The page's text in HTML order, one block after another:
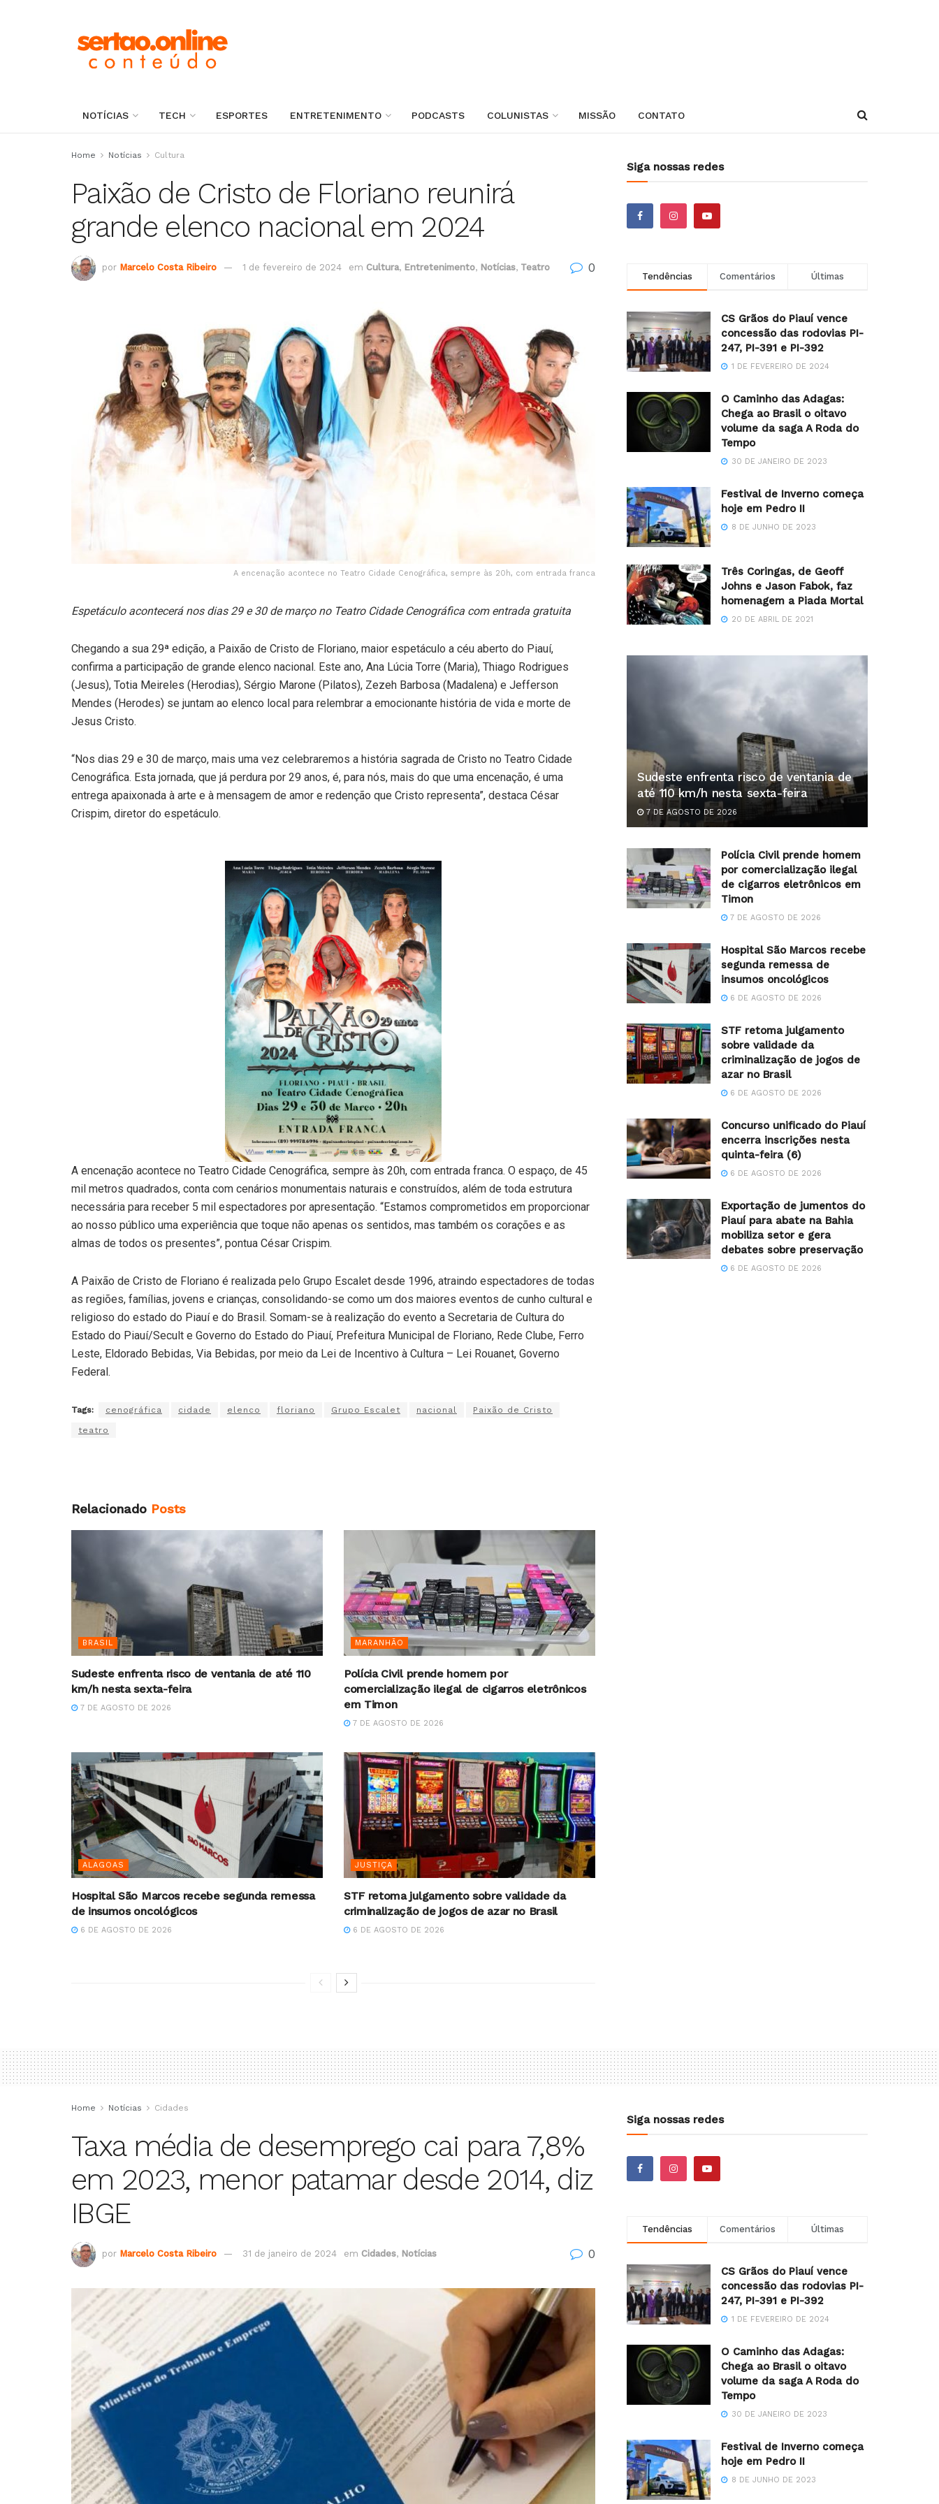
NOTÍCIAS TECH ESPORTES ENTRETENIMENTO PODCASTS COLUNISTAS MISSÃO CONTATO
Home Notícias Cultura
Paixão de Cristo de Floriano reunirá
grande elenco nacional em 2024
por Marcelo Costa Ribeiro 1 de fevereiro de 2024 em Cultura, Entretenimento, Notícias, Teatro 0
A encenação acontece no Teatro Cidade Cenográfica, sempre às 20h, com entrada franca
Espetáculo acontecerá nos dias 29 e 30 de março no Teatro Cidade Cenográfica com entrada gratuita
Chegando a sua 29ª edição, a Paixão de Cristo de Floriano, maior espetáculo a céu aberto do Piauí,
confirma a participação de grande elenco nacional. Este ano, Ana Lúcia Torre (Maria), Thiago Rodrigues
(Jesus), Totia Meireles (Herodias), Sérgio Marone (Pilatos), Zezeh Barbosa (Madalena) e Jefferson
Mendes (Herodes) se juntam ao elenco local para relembrar a emocionante história de vida e morte de
Jesus Cristo.
“Nos dias 29 e 30 de março, mais uma vez celebraremos a história sagrada de Cristo no Teatro Cidade
Cenográfica. Esta jornada, que já perdura por 29 anos, é, para nós, mais do que uma encenação, é uma
entrega apaixonada à arte e à mensagem de amor e redenção que Cristo representa”, destaca César
Crispim, diretor do espetáculo.
A encenação acontece no Teatro Cidade Cenográfica, sempre às 20h, com entrada franca. O espaço, de 45
mil metros quadrados, conta com cenários monumentais naturais e construídos, além de toda estrutura
necessária para receber 5 mil espectadores por apresentação. “Estamos comprometidos em proporcionar
ao nosso público uma experiência que toque não apenas os sentidos, mas também os corações e as
almas de todos os presentes”, pontua César Crispim.
A Paixão de Cristo de Floriano é realizada pelo Grupo Escalet desde 1996, atraindo espectadores de todas
as regiões, famílias, jovens e crianças, consolidando-se como um dos maiores eventos de cunho cultural e
religioso do estado do Piauí e do Brasil. Somam-se à realização do evento a Secretaria de Cultura do
Estado do Piauí/Secult e Governo do Estado do Piauí, Prefeitura Municipal de Floriano, Rede Clube, Ferro
Leste, Eldorado Bebidas, Via Bebidas, por meio da Lei de Incentivo à Cultura – Lei Rouanet, Governo
Federal.
Tags: cenográfica cidade elenco floriano Grupo Escalet nacional Paixão de Cristo
teatro
Relacionado Posts
BRASIL
Sudeste enfrenta risco de ventania de até 110
km/h nesta sexta-feira
7 DE AGOSTO DE 2026
MARANHÃO
Polícia Civil prende homem por
comercialização ilegal de cigarros eletrônicos
em Timon
7 DE AGOSTO DE 2026
ALAGOAS
Hospital São Marcos recebe segunda remessa
de insumos oncológicos
6 DE AGOSTO DE 2026
JUSTIÇA
STF retoma julgamento sobre validade da
criminalização de jogos de azar no Brasil
6 DE AGOSTO DE 2026
Siga nossas redes
Tendências Comentários Últimas
CS Grãos do Piauí vence
concessão das rodovias PI-
247, PI-391 e PI-392
1 DE FEVEREIRO DE 2024
O Caminho das Adagas:
Chega ao Brasil o oitavo
volume da saga A Roda do
Tempo
30 DE JANEIRO DE 2023
Festival de Inverno começa
hoje em Pedro II
8 DE JUNHO DE 2023
Três Coringas, de Geoff
Johns e Jason Fabok, faz
homenagem a Piada Mortal
20 DE ABRIL DE 2021
Sudeste enfrenta risco de ventania de
até 110 km/h nesta sexta-feira
7 DE AGOSTO DE 2026
Polícia Civil prende homem
por comercialização ilegal
de cigarros eletrônicos em
Timon
7 DE AGOSTO DE 2026
Hospital São Marcos recebe
segunda remessa de
insumos oncológicos
6 DE AGOSTO DE 2026
STF retoma julgamento
sobre validade da
criminalização de jogos de
azar no Brasil
6 DE AGOSTO DE 2026
Concurso unificado do Piauí
encerra inscrições nesta
quinta-feira (6)
6 DE AGOSTO DE 2026
Exportação de jumentos do
Piauí para abate na Bahia
mobiliza setor e gera
debates sobre preservação
6 DE AGOSTO DE 2026
Home Notícias Cidades
Taxa média de desemprego cai para 7,8%
em 2023, menor patamar desde 2014, diz
IBGE
por Marcelo Costa Ribeiro 31 de janeiro de 2024 em Cidades, Notícias 0
Siga nossas redes
Tendências Comentários Últimas
CS Grãos do Piauí vence
concessão das rodovias PI-
247, PI-391 e PI-392
1 DE FEVEREIRO DE 2024
O Caminho das Adagas:
Chega ao Brasil o oitavo
volume da saga A Roda do
Tempo
30 DE JANEIRO DE 2023
Festival de Inverno começa
hoje em Pedro II
8 DE JUNHO DE 2023